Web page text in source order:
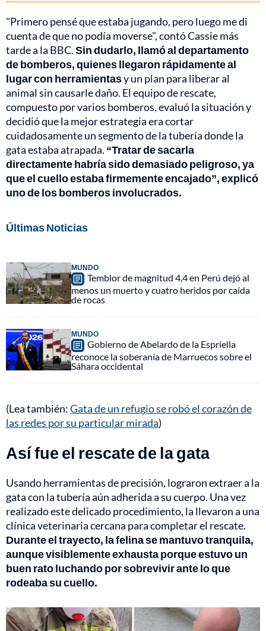
"Primero pensé que estaba jugando, pero luego me di
cuenta de que no podía moverse", contó Cassie más
tarde a la BBC.Sin dudarlo, llamó al departamento
de bomberos, quienes llegaron rápidamente al
lugar con herramientasy un plan para liberar al
animal sin causarle daño. El equipo de rescate,
compuesto por varios bomberos, evaluó la situación y
decidió que la mejor estrategia era cortar
cuidadosamente un segmento de la tubería donde la
gata estaba atrapada. “Tratar de sacarla
directamente habría sido demasiado peligroso, ya
que el cuello estaba firmemente encajado”, explicó
uno de los bomberos involucrados.
Últimas Noticias
MUNDO
Temblor de magnitud 4,4 en Perú dejó al
menos un muerto y cuatro heridos por caída
de rocas
MUNDO
Gobierno de Abelardo de la Espriella
reconoce la soberanía de Marruecos sobre el
Sáhara occidental
(Lea también:Gata de un refugio se robó el corazón de
las redes por su particular mirada)
Así fue el rescate de la gata
Usando herramientas de precisión, lograron extraer a la
gata con la tubería aún adherida a su cuerpo. Una vez
realizado este delicado procedimiento, la llevaron a una
clínica veterinaria cercana para completar el rescate.
Durante el trayecto, la felina se mantuvo tranquila,
aunque visiblemente exhausta porque estuvo un
buen rato luchando por sobrevivir ante lo que
rodeaba su cuello.